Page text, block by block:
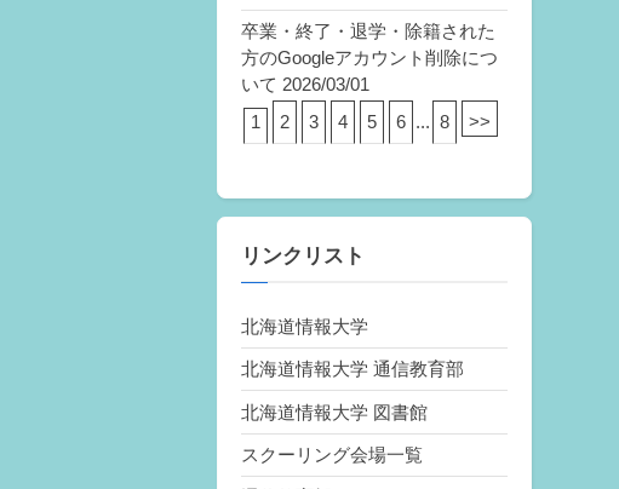
卒業・終了・退学・除籍された
方のGoogleアカウント削除につ
いて 2026/03/01
1
2 3 4 5 6 ... 8 >>
リンクリスト
北海道情報大学
北海道情報大学 通信教育部
北海道情報大学 図書館
スクーリング会場一覧